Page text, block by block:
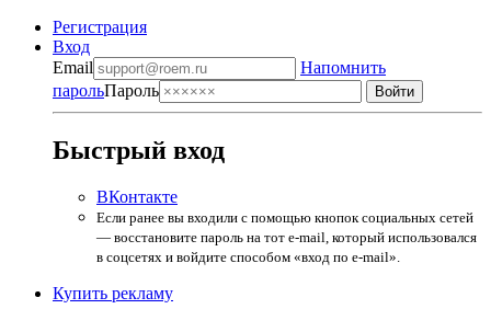
Регистрация
Вход
Email
Напомнить
парольПароль
Быстрый вход
ВКонтакте
Если ранее вы входили с помощью кнопок социальных сетей
— восстановите пароль на тот e-mail, который использовался
в соцсетях и войдите способом «вход по e-mail».
Купить рекламу